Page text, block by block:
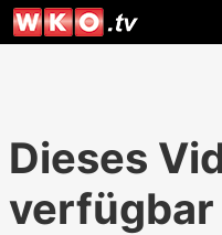
Dieses
verfügbar